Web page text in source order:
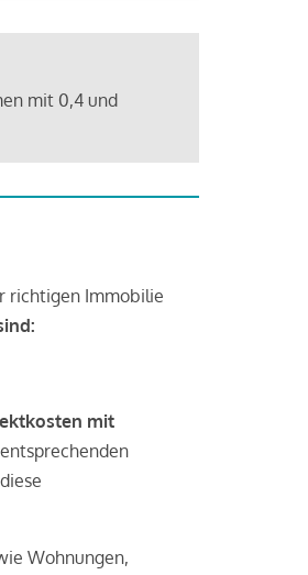
mit 0,4 und
richtigen Immobilie
mit
Wohnungen,